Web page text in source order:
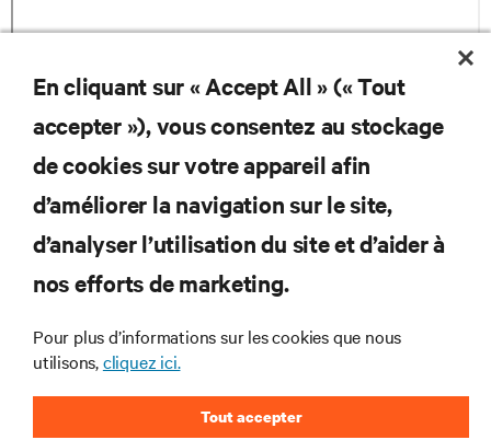
RESSOURCES
SUPPORT
SOCIÉTÉ
En cliquant sur « Accept All » (« Tout
accepter »), vous consentez au stockage
de cookies sur votre appareil afin
d’améliorer la navigation sur le site,
d’analyser l’utilisation du site et d’aider à
nos efforts de marketing.
Pour plus d’informations sur les cookies que nous
utilisons,cliquez ici.
Tout accepter